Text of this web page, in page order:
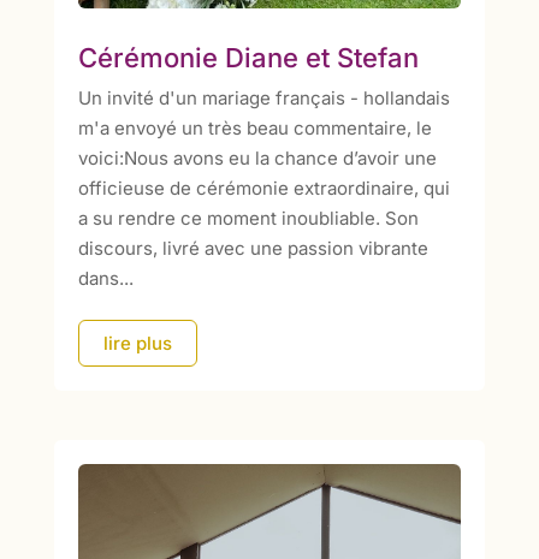
Cérémonie Diane et Stefan
Un invité d'un mariage français - hollandais
m'a envoyé un très beau commentaire, le
voici:Nous avons eu la chance d’avoir une
officieuse de cérémonie extraordinaire, qui
a su rendre ce moment inoubliable. Son
discours, livré avec une passion vibrante
dans...
lire plus